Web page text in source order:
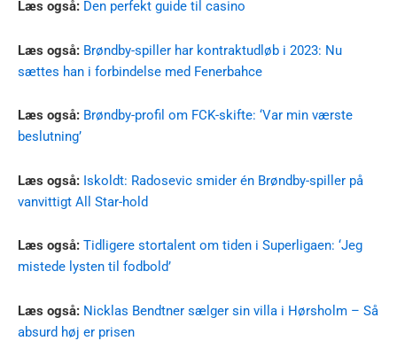
Læs også: Den perfekt guide til casino
Læs også: Brøndby-spiller har kontraktudløb i 2023: Nu
sættes han i forbindelse med Fenerbahce
Læs også: Brøndby-profil om FCK-skifte: ‘Var min værste
beslutning’
Læs også: Iskoldt: Radosevic smider én Brøndby-spiller på
vanvittigt All Star-hold
Læs også: Tidligere stortalent om tiden i Superligaen: ‘Jeg
mistede lysten til fodbold’
Læs også: Nicklas Bendtner sælger sin villa i Hørsholm – Så
absurd høj er prisen